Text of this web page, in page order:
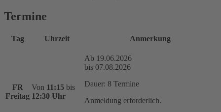
Termine
Tag Uhrzeit Anmerkung
FR
Freitag
Von 11:15 bis
12:30 Uhr
Ab 19.06.2026
bis 07.08.2026
Dauer: 8 Termine
Anmeldung erforderlich.